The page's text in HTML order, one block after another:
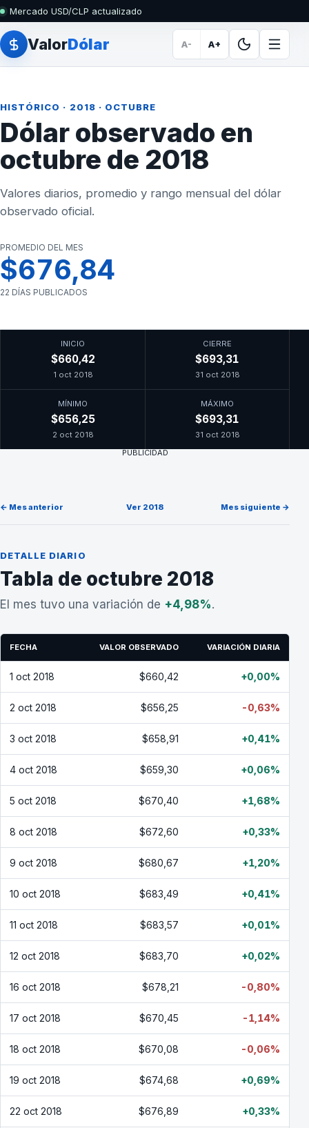
Mercado USD/CLP actualizado
ValorDólar A- A+
HISTÓRICO · 2018 · OCTUBRE
Dólar observado en
octubre de 2018
Valores diarios, promedio y rango mensual del dólar
observado oficial.
PROMEDIO DEL MES
$676,84
22 DÍAS PUBLICADOS
INICIO
$660,42
1 oct 2018
CIERRE
$693,31
31 oct 2018
MÍNIMO
$656,25
2 oct 2018
MÁXIMO
$693,31
31 oct 2018
PUBLICIDAD
← Mes anterior Ver 2018 Mes siguiente →
DETALLE DIARIO
Tabla de octubre 2018
El mes tuvo una variación de +4,98%.
FECHA VALOR OBSERVADO VARIACIÓN DIARIA
1 oct 2018 $660,42 +0,00%
2 oct 2018 $656,25 -0,63%
3 oct 2018 $658,91 +0,41%
4 oct 2018 $659,30 +0,06%
5 oct 2018 $670,40 +1,68%
8 oct 2018 $672,60 +0,33%
9 oct 2018 $680,67 +1,20%
10 oct 2018 $683,49 +0,41%
11 oct 2018 $683,57 +0,01%
12 oct 2018 $683,70 +0,02%
16 oct 2018 $678,21 -0,80%
17 oct 2018 $670,45 -1,14%
18 oct 2018 $670,08 -0,06%
19 oct 2018 $674,68 +0,69%
22 oct 2018 $676,89 +0,33%